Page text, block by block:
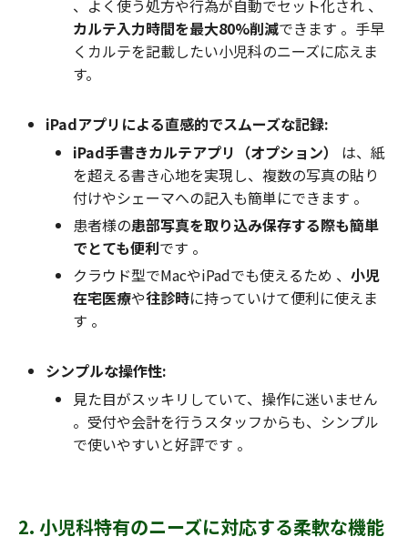
、よく使う処方や行為が自動でセット化され 、
カルテ入力時間を最大80%削減できます 。手早
くカルテを記載したい小児科のニーズに応えま
す。
iPadアプリによる直感的でスムーズな記録:
iPad手書きカルテアプリ（オプション）
は、紙
を超える書き心地を実現し、複数の写真の貼り
付けやシェーマへの記入も簡単にできます 。
患者様の患部写真を取り込み保存する際も簡単
でとても便利です 。
クラウド型でMacやiPadでも使えるため 、 小児
在宅医療や往診時に持っていけて便利に使えま
す 。
シンプルな操作性:
見た目がスッキリしていて、操作に迷いません
。受付や会計を行うスタッフからも、シンプル
で使いやすいと好評です 。
2. 小児科特有のニーズに対応する柔軟な機能